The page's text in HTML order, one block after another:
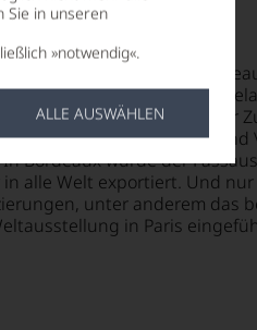
Sie in unseren
»notwendig«.
ALLE AUSWÄHLEN
nun aus Burgund oder
Frage aber, steht das
Cuvées variieren in der
der exakten Mischung
Bordeaux wurde der
alle Welt exportiert. Und
unter anderem das
in Paris